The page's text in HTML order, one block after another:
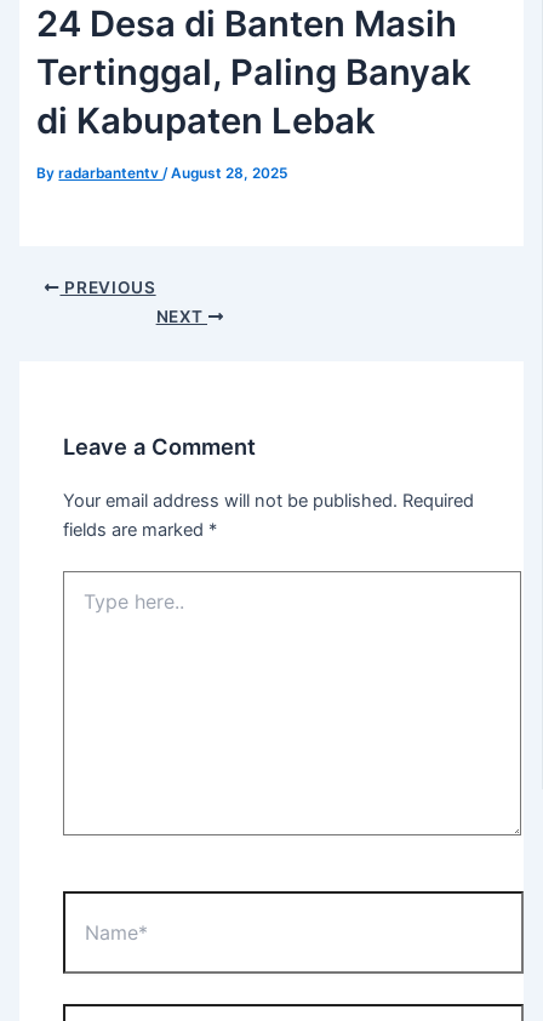
24 Desa di Banten Masih
Tertinggal, Paling Banyak
di Kabupaten Lebak
Byradarbantentv/August 28, 2025
PREVIOUS
NEXT
Leave a Comment
Your email address will not be published. Required
fields are marked *
here..